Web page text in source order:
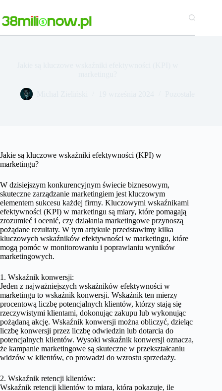
treści
Jakie są kluczowe wskaźniki efektywności (KPI) w
marketingu?
W dzisiejszym konkurencyjnym świecie biznesowym,
skuteczne zarządzanie marketingiem jest kluczowym
elementem sukcesu każdej firmy. Kluczowymi wskaźnikami
efektywności (KPI) w marketingu są miary, które pomagają
zrozumieć i ocenić, czy działania marketingowe przynoszą
pożądane rezultaty. W tym artykule przedstawimy kilka
kluczowych wskaźników efektywności w marketingu, które
mogą pomóc w monitorowaniu i poprawianiu wyników
marketingowych.
1. Wskaźnik konwersji:
Jeden z najważniejszych wskaźników efektywności w
marketingu to wskaźnik konwersji. Wskaźnik ten mierzy
procentową liczbę potencjalnych klientów, którzy stają się
rzeczywistymi klientami, dokonując zakupu lub wykonując
pożądaną akcję. Wskaźnik konwersji można obliczyć, dzieląc
liczbę konwersji przez liczbę odwiedzin lub dotarcia do
potencjalnych klientów. Wysoki wskaźnik konwersji oznacza,
że kampanie marketingowe są skuteczne w przekształcaniu
widzów w klientów, co prowadzi do wzrostu sprzedaży.
2. Wskaźnik retencji klientów:
Wskaźnik retencji klientów to miara, która pokazuje, ile